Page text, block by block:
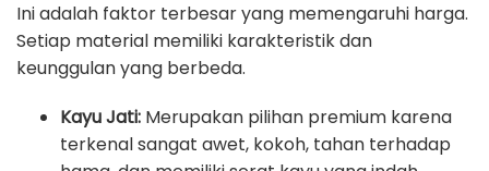
Ini adalah faktor terbesar yang memengaruhi harga.
Setiap material memiliki karakteristik dan
keunggulan yang berbeda.
Kayu Jati: Merupakan pilihan premium karena
terkenal sangat awet, kokoh, tahan terhadap